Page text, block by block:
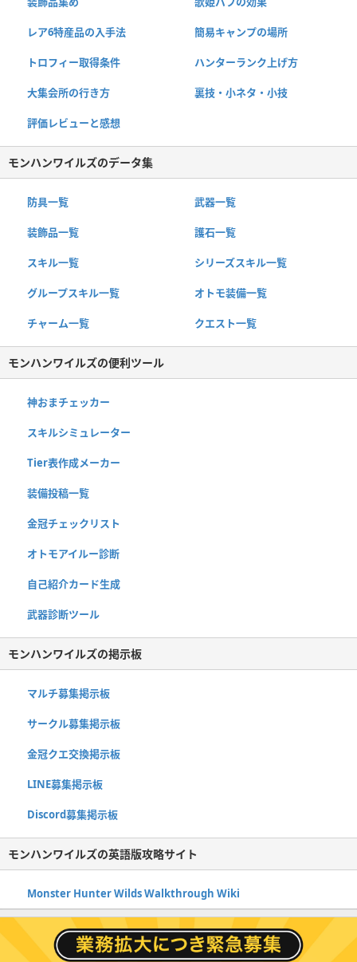
レア6特産品の入手法 簡易キャンプの場所
トロフィー取得条件 ハンターランク上げ方
大集会所の行き方 裏技・小ネタ・小技
評価レビューと感想
モンハンワイルズのデータ集
防具一覧 武器一覧
装飾品一覧 護石一覧
スキル一覧 シリーズスキル一覧
グループスキル一覧 オトモ装備一覧
チャーム一覧 クエスト一覧
モンハンワイルズの便利ツール
神おまチェッカー
スキルシミュレーター
Tier表作成メーカー
装備投稿一覧
金冠チェックリスト
オトモアイルー診断
自己紹介カード生成
武器診断ツール
モンハンワイルズの掲示板
マルチ募集掲示板
サークル募集掲示板
金冠クエ交換掲示板
LINE募集掲示板
Discord募集掲示板
モンハンワイルズの英語版攻略サイト
Monster Hunter Wilds Walkthrough Wiki